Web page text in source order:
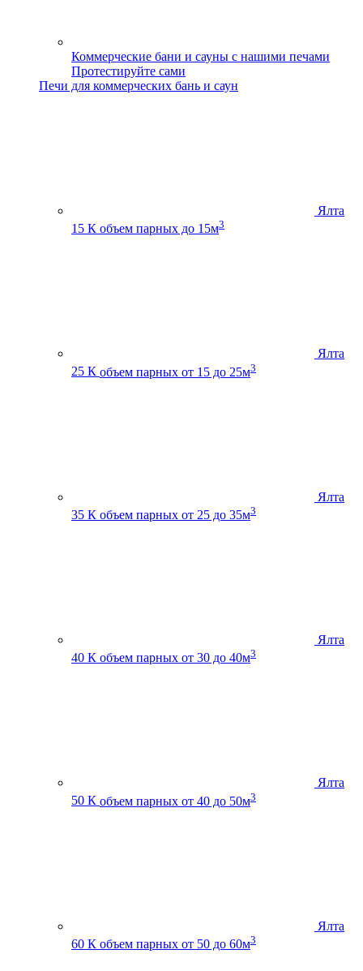
Коммерческие бани и сауны с нашими печами
Протестируйте сами
Печи для коммерческих бань и саун
Ялта
15 К объем парных до 15м3
Ялта
25 К объем парных от 15 до 25м3
Ялта
35 К объем парных от 25 до 35м3
Ялта
40 К объем парных от 30 до 40м3
Ялта
50 К объем парных от 40 до 50м3
Ялта
60 К объем парных от 50 до 60м3